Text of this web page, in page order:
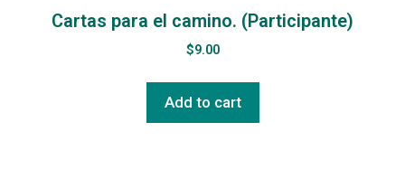
Cartas para el camino. (Participante)
$9.00
Add to cart